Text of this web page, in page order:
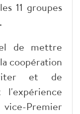
11 groupes
de mettre
coopération
et de
l'expérience
Premier